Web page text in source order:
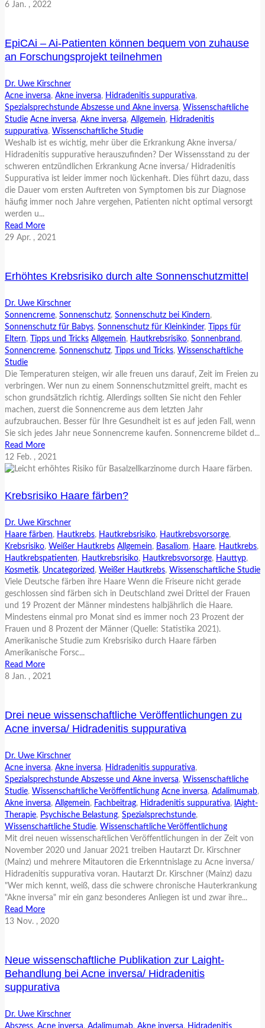
6 Jan. , 2022
EpiCAi – Ai-Patienten können bequem von zuhause
an Forschungsprojekt teilnehmen
Dr. Uwe Kirschner
Acne inversa, Akne inversa, Hidradenitis suppurativa,
Spezialsprechstunde Abszesse und Akne inversa, Wissenschaftliche
Studie Acne inversa, Akne inversa, Allgemein, Hidradenitis
suppurativa, Wissenschaftliche Studie
Weshalb ist es wichtig, mehr über die Erkrankung Akne inversa/
Hidradenitis suppurative herauszufinden? Der Wissensstand zu der
schweren entzündlichen Erkrankung Acne inversa/ Hidradenitis
Suppurativa ist leider immer noch lückenhaft. Dies führt dazu, dass
die Dauer vom ersten Auftreten von Symptomen bis zur Diagnose
häufig immer noch Jahre vergehen, Patienten nicht optimal versorgt
werden u...
Read More
29 Apr. , 2021
Erhöhtes Krebsrisiko durch alte Sonnenschutzmittel
Dr. Uwe Kirschner
Sonnencreme, Sonnenschutz, Sonnenschutz bei Kindern,
Sonnenschutz für Babys, Sonnenschutz für Kleinkinder,
Tipps für
Eltern, Tipps und Tricks Allgemein, Hautkrebsrisiko, Sonnenbrand ,
Sonnencreme, Sonnenschutz, Tipps und Tricks, Wissenschaftliche
Studie
Die Temperaturen steigen, wir alle freuen uns darauf, Zeit im Freien zu
verbringen. Wer nun zu einem Sonnenschutzmittel greift, macht es
schon grundsätzlich richtig. Allerdings sollten Sie nicht den Fehler
machen, zuerst die Sonnencreme aus dem letzten Jahr
aufzubrauchen. Besser für Ihre Gesundheit ist es auf jeden Fall, wenn
Sie sich jedes Jahr neue Sonnencreme kaufen. Sonnencreme bildet d...
Read More
12 Feb. , 2021
Krebsrisiko Haare färben?
Dr. Uwe Kirschner
Haare färben, Hautkrebs, Hautkrebsrisiko, Hautkrebsvorsorge,
Krebsrisiko, Weißer Hautkrebs Allgemein, Basaliom, Haare, Hautkrebs,
Hautkrebspatienten, Hautkrebsrisiko, Hautkrebsvorsorge, Hauttyp,
Kosmetik, Uncategorized , Weißer Hautkrebs, Wissenschaftliche Studie
Viele Deutsche färben ihre Haare Wenn die Friseure nicht gerade
geschlossen sind färben sich in Deutschland zwei Drittel der Frauen
und 19 Prozent der Männer mindestens halbjährlich die Haare.
Mindestens einmal pro Monat sind es immer noch 23 Prozent der
Frauen und 8 Prozent der Männer (Quelle: Statistika 2021).
Amerikanische Studie zum Krebsrisiko durch Haare färben
Amerikanische Forsc...
Read More
8 Jan. , 2021
Drei neue wissenschaftliche Veröffentlichungen zu
Acne inversa/ Hidradenitis suppurativa
Dr. Uwe Kirschner
Acne inversa, Akne inversa, Hidradenitis suppurativa,
Spezialsprechstunde Abszesse und Akne inversa, Wissenschaftliche
Studie, Wissenschaftliche Veröffentlichung Acne inversa, Adalimumab,
Akne inversa, Allgemein, Fachbeitrag, Hidradenitis suppurativa, lAight-
Therapie, Psychische Belastung, Spezialsprechstunde,
Wissenschaftliche Studie, Wissenschaftliche Veröffentlichung
Mit drei neuen wissenschaftlichen Veröffentlichungen in der Zeit von
November 2020 und Januar 2021 treiben Hautarzt Dr. Kirschner
(Mainz) und mehrere Mitautoren die Erkenntnislage zu Acne inversa/
Hidradenitis suppurativa voran. Hautarzt Dr. Kirschner (Mainz) dazu
"Wer mich kennt, weiß, dass die schwere chronische Hauterkrankung
"Akne inversa" mir ein ganz besonderes Anliegen ist und zwar ihre...
Read More
13 Nov. , 2020
Neue wissenschaftliche Publikation zur Laight-
Behandlung bei Acne inversa/ Hidradenitis
suppurativa
Dr. Uwe Kirschner
Abszess, Acne inversa, Adalimumab, Akne inversa, Hidradenitis